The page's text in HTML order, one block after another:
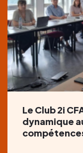
Le Club 2i
dynamique